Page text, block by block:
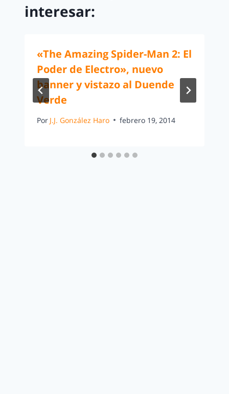
interesar:
«The Amazing Spider-Man 2: El
Poder de Electro», nuevo
banner y vistazo al Duende
Verde
Por J.J. González Haro febrero 19, 2014